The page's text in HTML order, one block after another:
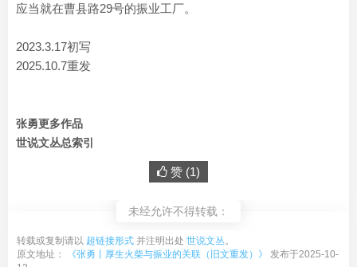
应当就在曹县路29号的振业工厂。
2023.3.17初写
2025.10.7重发
张勇更多作品
世说文丛总索引
赞 (1)
未经允许不得转载：
转载或复制请以 超链接形式 并注明出处 世说文丛。
原文地址：
《张勇丨厚生火柴与振业的关联（旧文重发）》
发布于2025-10-